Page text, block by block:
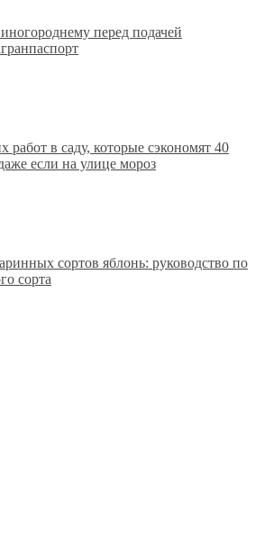
перед подачей
работ в саду, которые сэкономят 40
если на улице мороз
сортов яблонь: руководство по
сорта